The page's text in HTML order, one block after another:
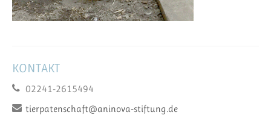
KONTAKT
02241-2615494
tierpatenschaft@aninova-stiftung.de